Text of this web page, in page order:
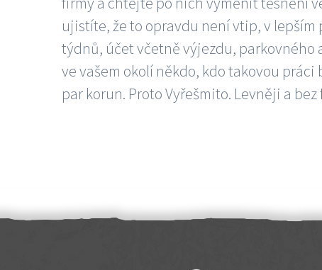
ujistíte, že to opravdu není vtip, v
týdnů, účet včetně výjezdu, parkovného
ve vašem okolí někdo, kdo takovou
par korun. Proto Vyřešmito. Levněji a bez